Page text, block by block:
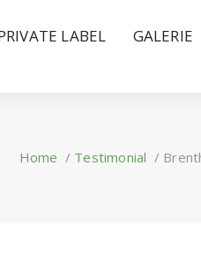
LABEL GALERIE
Home / Testimonial /